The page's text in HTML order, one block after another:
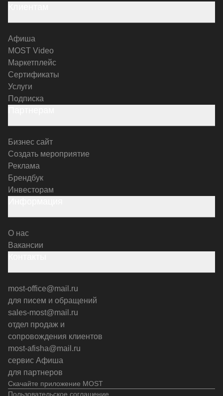
Скачайте приложение MOST
Афиша
MOST Video
Маркетплейс
Сертификаты
Услуги
Подписка
Бизнес сайт
Создать мероприятие
Реклама
Брендбук
Инвесторам
О нас
Вакансии
most-office@mail.ru
для писем и обращений
sales-most@mail.ru
отдел продаж и
сопровождения клиентов
most-afisha@mail.ru
сервис Афиша
для партнеров
Пользовательское соглашение